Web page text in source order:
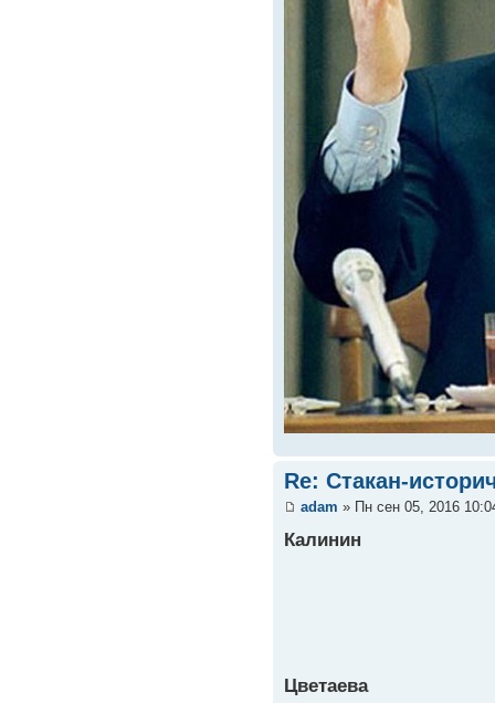
Re: Стакан-
adam » Пн сен 05, 2016
Калинин
Цветаева